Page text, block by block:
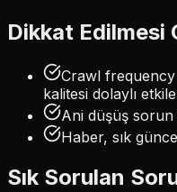
Dikkat Edilmesi
Crawl frequency
kalitesi dolaylı
Ani düşüş
Haber, sık
Sık Sorulan